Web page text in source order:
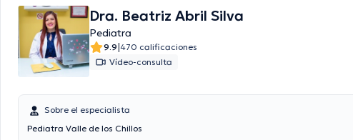
Dra. Beatriz Abril Silva
Pediatra
9.9|470 calificaciones
Vídeo-consulta
Sobre el especialista
Pediatra Valle de los Chillos